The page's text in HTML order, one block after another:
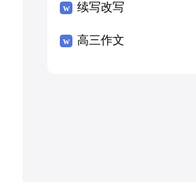
续写改写
高三作文